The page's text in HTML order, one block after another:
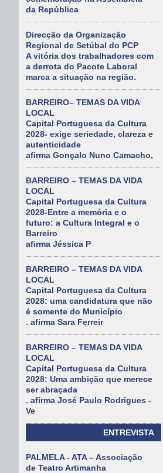
da República
Direcção da Organização
Regional de Setúbal do PCP
A vitória dos trabalhadores com
a derrota do Pacote Laboral
marca a situação na região.
BARREIRO– TEMAS DA VIDA
LOCAL
Capital Portuguesa da Cultura
2028- exige seriedade, clareza e
autenticidade
afirma Gonçalo Nuno Camacho,
BARREIRO – TEMAS DA VIDA
LOCAL
Capital Portuguesa da Cultura
2028-Entre a memória e o
futuro: a Cultura Integral e o
Barreiro
afirma Jéssica P
BARREIRO – TEMAS DA VIDA
LOCAL
Capital Portuguesa da Cultura
2028: uma candidatura que não
é somente do Município
. afirma Sara Ferreir
BARREIRO – TEMAS DA VIDA
LOCAL
Capital Portuguesa da Cultura
2028: Uma ambição que merece
ser abraçada
. afirma José Paulo Rodrigues -
Ve
ENTREVISTA
PALMELA - ATA – Associação
de Teatro Artimanha